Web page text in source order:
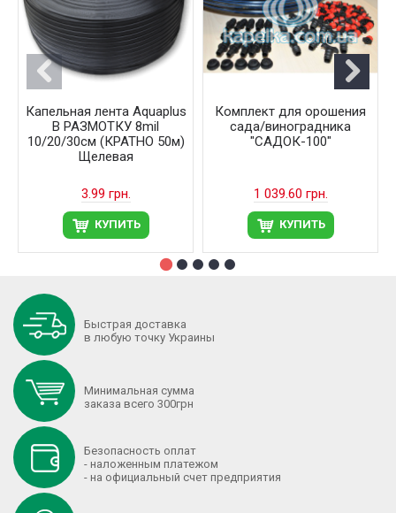
Капельная лента Aquaplus
В РАЗМОТКУ 8mil
10/20/30см (КРАТНО 50м)
Щелевая
3.99 грн.
КУПИТЬ
Комплект для орошения
сада/виноградника
"САДОК-100"
1 039.60 грн.
КУПИТЬ
Быстрая доставка
в любую точку Украины
Минимальная сумма
заказа всего 300грн
Безопасность оплат
- наложенным платежом
- на официальный счет предприятия